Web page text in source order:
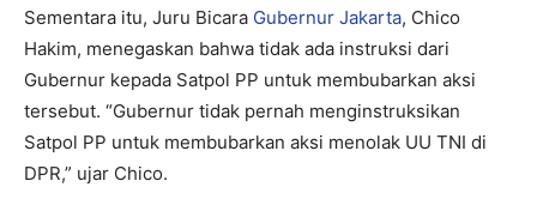
Sementara itu, Juru Bicara Gubernur Jakarta, Chico
Hakim, menegaskan bahwa tidak ada instruksi dari
Gubernur kepada Satpol PP untuk membubarkan aksi
tersebut. “Gubernur tidak pernah menginstruksikan
Satpol PP untuk membubarkan aksi menolak UU TNI di
DPR,” ujar Chico.